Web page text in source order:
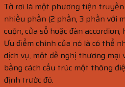
Tờ rơi là một phương tiện
nhiều phần (2 phần, 3 phần với
cuộn, cửa sổ hoặc đàn
Ưu điểm chính của nó là có thể
dịch vụ, một đề nghị thương mại
bằng cách cấu trúc một thông
định trước đó.